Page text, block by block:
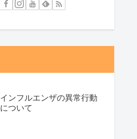
インフルエンザの異常行動
について